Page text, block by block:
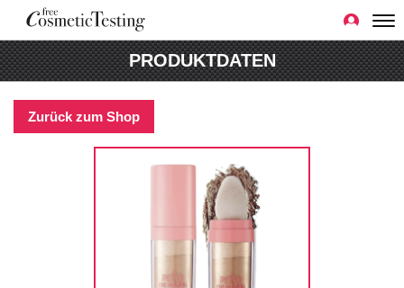
PRODUKTDATEN
Zurück zum Shop